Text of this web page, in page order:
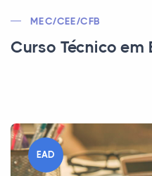
MEC/CEE/CFB
Curso Técnico em
EAD